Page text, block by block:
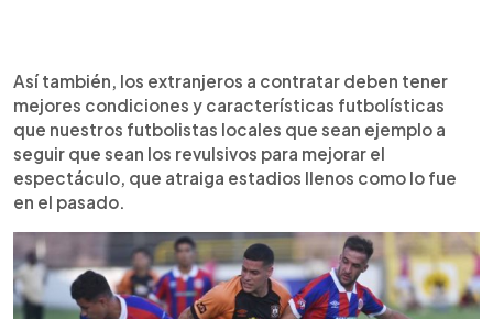
Así también, los extranjeros a contratar deben tener
mejores condiciones y características futbolísticas
que nuestros futbolistas locales que sean ejemplo a
seguir que sean los revulsivos para mejorar el
espectáculo, que atraiga estadios llenos como lo fue
en el pasado.